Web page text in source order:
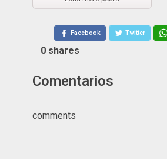
Facebook Twitter
0 shares
Comentarios
comments